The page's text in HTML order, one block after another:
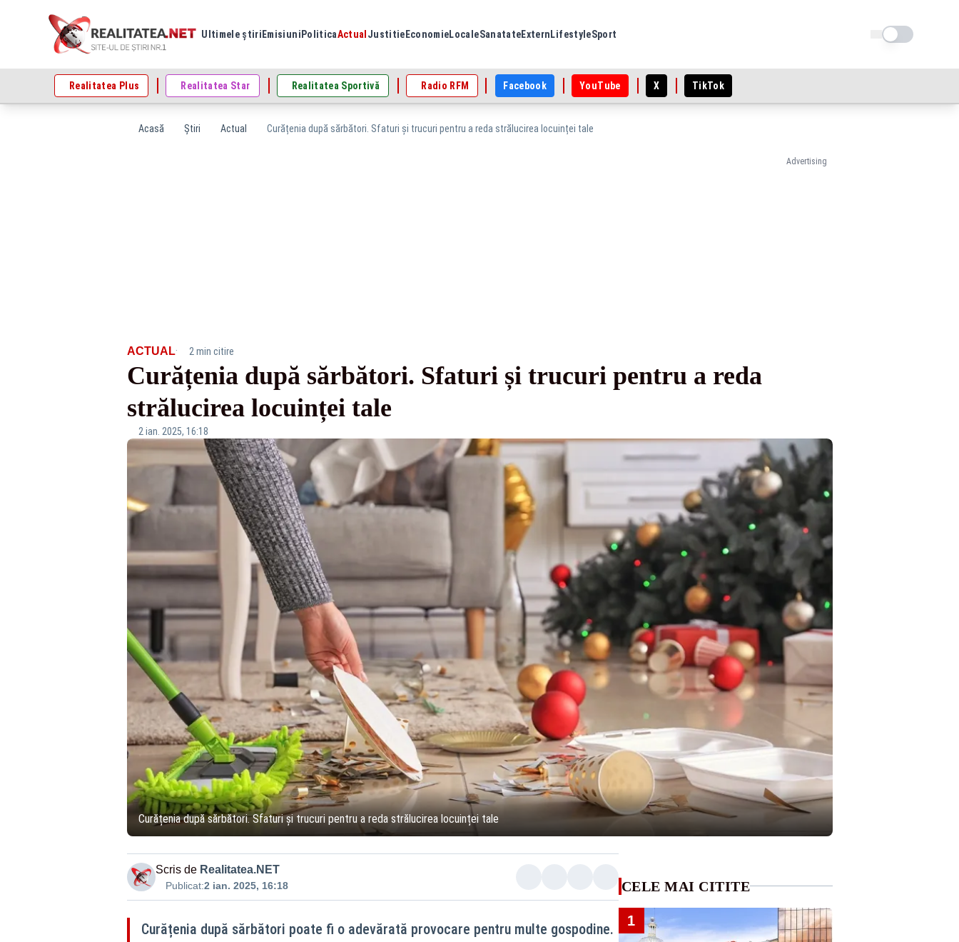
Ultimele știri Emisiuni PoliticaActual Justitie EconomieLocaleSanatateExtern LifestyleSport Schimba tema
Realitatea Plus Realitatea Star Realitatea Sportivă Radio RFM Facebook YouTube X TikTok
Acasă Știri Actual Curățenia după sărbători. Sfaturi și trucuri pentru a reda strălucirea locuinței tale
Advertising
ACTUAL· 2 min citire
Curățenia după sărbători. Sfaturi și trucuri pentru a reda
strălucirea locuinței tale
2 ian. 2025, 16:18
Curățenia după sărbători. Sfaturi și trucuri pentru a reda strălucirea locuinței tale
Scris de Realitatea.NET
Publicat:2 ian. 2025, 16:18
Curățenia după sărbători poate fi o adevărată provocare pentru multe gospodine.
CELE MAI CITITE
1